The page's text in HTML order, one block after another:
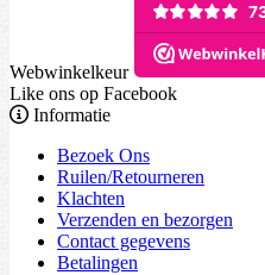
Webwinkelkeur
Like ons op Facebook
Informatie
Bezoek Ons
Ruilen/Retourneren
Klachten
Verzenden en bezorgen
Contact gegevens
Betalingen